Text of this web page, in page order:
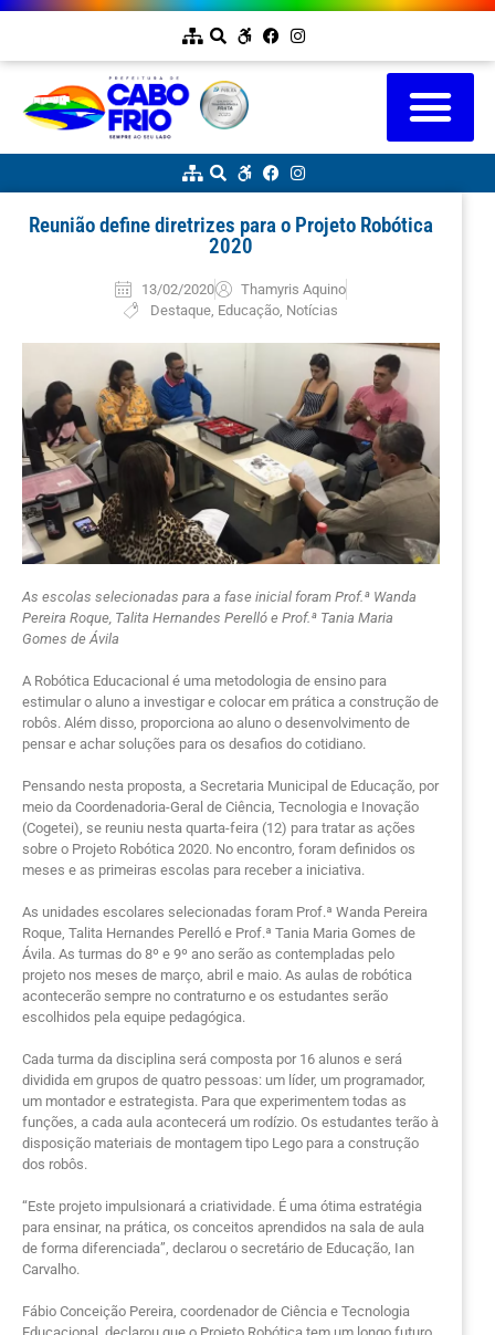
Reunião define diretrizes para o Projeto Robótica
2020
13/02/2020
Thamyris Aquino
Destaque, Educação, Notícias
As escolas selecionadas para a fase inicial foram Prof.ª Wanda
Pereira Roque, Talita Hernandes Perelló e Prof.ª Tania Maria
Gomes de Ávila
A Robótica Educacional é uma metodologia de ensino para
estimular o aluno a investigar e colocar em prática a construção de
robôs. Além disso, proporciona ao aluno o desenvolvimento de
pensar e achar soluções para os desafios do cotidiano.
Pensando nesta proposta, a Secretaria Municipal de Educação, por
meio da Coordenadoria-Geral de Ciência, Tecnologia e Inovação
(Cogetei), se reuniu nesta quarta-feira (12) para tratar as ações
sobre o Projeto Robótica 2020. No encontro, foram definidos os
meses e as primeiras escolas para receber a iniciativa.
As unidades escolares selecionadas foram Prof.ª Wanda Pereira
Roque, Talita Hernandes Perelló e Prof.ª Tania Maria Gomes de
Ávila. As turmas do 8º e 9º ano serão as contempladas pelo
projeto nos meses de março, abril e maio. As aulas de robótica
acontecerão sempre no contraturno e os estudantes serão
escolhidos pela equipe pedagógica.
Cada turma da disciplina será composta por 16 alunos e será
dividida em grupos de quatro pessoas: um líder, um programador,
um montador e estrategista. Para que experimentem todas as
funções, a cada aula acontecerá um rodízio. Os estudantes terão à
disposição materiais de montagem tipo Lego para a construção
dos robôs.
“Este projeto impulsionará a criatividade. É uma ótima estratégia
para ensinar, na prática, os conceitos aprendidos na sala de aula
de forma diferenciada”, declarou o secretário de Educação, Ian
Carvalho.
Fábio Conceição Pereira, coordenador de Ciência e Tecnologia